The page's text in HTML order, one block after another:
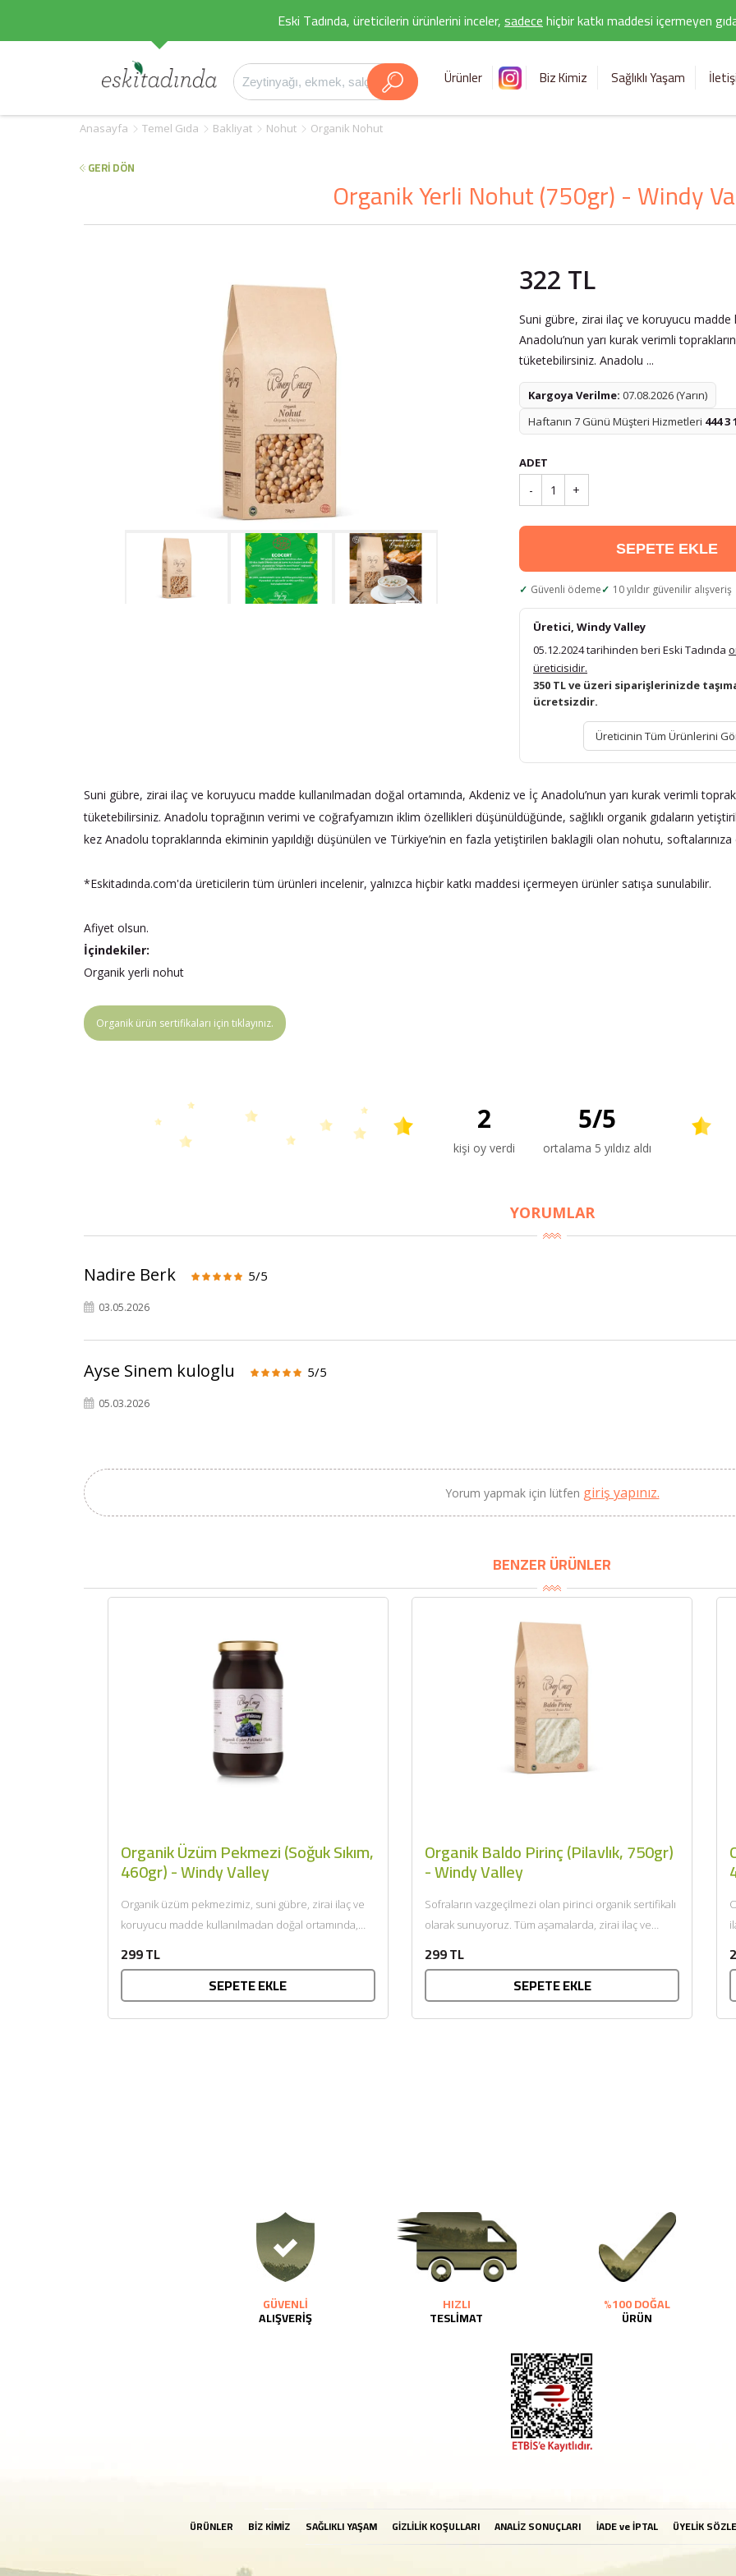
Eski Tadında, üreticilerin ürünlerini inceler,sadecehiçbir katkı maddesi içermeyen
Ürünler Biz Kimiz Sağlıklı Yaşam
Anasayfa Temel Gıda Bakliyat Nohut Organik Nohut
GERİ DÖN
Organik Yerli Nohut (750gr) - Windy
322 TL
Suni gübre, zirai ilaç ve koruyucu
Anadolu’nun yarı kurak verimli
tüketebilirsiniz. Anadolu ...
Kargoya Verilme: 07.08.2026 (Yarın)
Haftanın 7 Günü Müşteri Hizmetleri 444 3
ADET
- 1 +
SEPETE EKLE
Güvenli ödeme 10 yıldır güvenilir alışveriş
Üretici, Windy Valley
05.12.2024 tarihinden beri Eski Tadında
üreticisidir.
350 TL ve üzeri siparişlerinizde
ücretsizdir.
Üreticinin Tüm Ürünlerini
Suni gübre, zirai ilaç ve koruyucu madde kullanılmadan doğal ortamında, Akdeniz ve İç Anadolu’nun yarı kurak verimli
tüketebilirsiniz. Anadolu toprağının verimi ve coğrafyamızın iklim özellikleri düşünüldüğünde, sağlıklı organik gıdaların
kez Anadolu topraklarında ekiminin yapıldığı düşünülen ve Türkiye’nin en fazla yetiştirilen baklagili olan nohutu,
*Eskitadında.com'da üreticilerin tüm ürünleri incelenir, yalnızca hiçbir katkı maddesi içermeyen ürünler satışa sunulabilir.
Afiyet olsun.
İçindekiler:
Organik yerli nohut
Organik ürün sertifikaları için tıklayınız.
2
kişi oy verdi
5/5
ortalama 5 yıldız aldı
YORUMLAR
Nadire Berk 5/5
03.05.2026
Ayse Sinem kuloglu 5/5
05.03.2026
Yorum yapmak için lütfen giriş yapınız.
BENZER ÜRÜNLER
Organik Üzüm Pekmezi (Soğuk Sıkım,
460gr) - Windy Valley
Organik üzüm pekmezimiz, suni gübre, zirai ilaç ve
koruyucu madde kullanılmadan doğal ortamında,
299 TL
SEPETE EKLE
Organik Baldo Pirinç (Pilavlık, 750gr)
- Windy Valley
Sofraların vazgeçilmezi olan pirinci organik sertifikalı
olarak sunuyoruz. Tüm aşamalarda, zirai ilaç ve
299 TL
SEPETE EKLE
GÜVENLİ
ALIŞVERİŞ
HIZLI
TESLİMAT
%100 DOĞAL
ÜRÜN
ÜRÜNLER BİZ KİMİZ SAĞLIKLI YAŞAM GİZLİLİK KOŞULLARI ANALİZ SONUÇLARI İADE ve İPTAL ÜYELİK
BU HAFTANIN PLANLI İNDİRİMİ